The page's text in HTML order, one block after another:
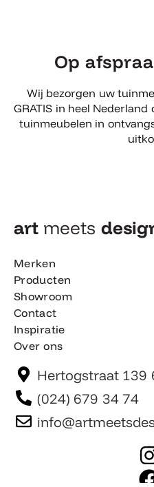
Op
Wij bezorgen uw
GRATIS in heel
tuinmeubelen in
art meets
Merken
Producten
Showroom
Contact
Inspiratie
Over ons
Hertogstraat 139
(024) 679 34 74
I